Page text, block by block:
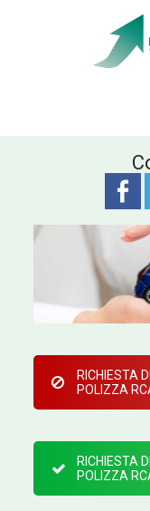
RICHIESTA
POLIZZA
RICHIESTA
POLIZZA